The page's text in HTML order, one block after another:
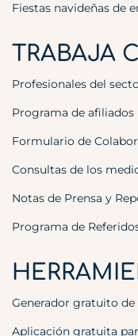
Fiestas navideñas de
TRABAJA
Profesionales del
Programa de afiliados
Formulario de
Consultas de los
Notas de Prensa y
Programa de
Generador gratuito
Aplicación gratuita